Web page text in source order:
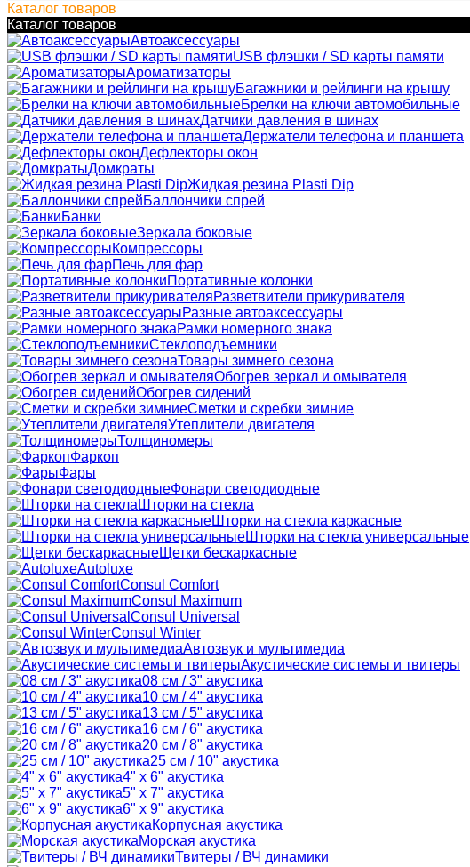
Каталог товаров
Каталог товаров
Автоаксессуары
USB флэшки / SD карты памяти
Ароматизаторы
Багажники и рейлинги на крышу
Брелки на ключи автомобильные
Датчики давления в шинах
Держатели телефона и планшета
Дефлекторы окон
Домкраты
Жидкая резина Plasti Dip
Баллончики спрей
Банки
Зеркала боковые
Компрессоры
Печь для фар
Портативные колонки
Разветвители прикуривателя
Разные автоаксессуары
Рамки номерного знака
Стеклоподъемники
Товары зимнего сезона
Обогрев зеркал и омывателя
Обогрев сидений
Сметки и скребки зимние
Утеплители двигателя
Толщиномеры
Фаркоп
Фары
Фонари светодиодные
Шторки на стекла
Шторки на стекла каркасные
Шторки на стекла универсальные
Щетки бескаркасные
Autoluxe
Consul Comfort
Consul Maximum
Consul Universal
Consul Winter
Автозвук и мультимедиа
Акустические системы и твитеры
08 см / 3" акустика
10 см / 4" акустика
13 см / 5" акустика
16 см / 6" акустика
20 см / 8" акустика
25 см / 10" акустика
4" x 6" акустика
5" x 7" акустика
6" x 9" акустика
Корпусная акустика
Морская акустика
Твитеры / ВЧ динамики